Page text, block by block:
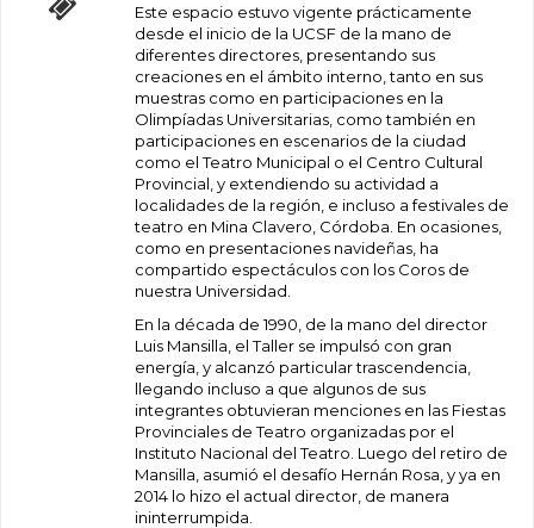
Este espacio estuvo vigente prácticamente
desde el inicio de la UCSF de la mano de
diferentes directores, presentando sus
creaciones en el ámbito interno, tanto en sus
muestras como en participaciones en la
Olimpíadas Universitarias, como también en
participaciones en escenarios de la ciudad
como el Teatro Municipal o el Centro Cultural
Provincial, y extendiendo su actividad a
localidades de la región, e incluso a festivales de
teatro en Mina Clavero, Córdoba. En ocasiones,
como en presentaciones navideñas, ha
compartido espectáculos con los Coros de
nuestra Universidad.
En la década de 1990, de la mano del director
Luis Mansilla, el Taller se impulsó con gran
energía, y alcanzó particular trascendencia,
llegando incluso a que algunos de sus
integrantes obtuvieran menciones en las Fiestas
Provinciales de Teatro organizadas por el
Instituto Nacional del Teatro. Luego del retiro de
Mansilla, asumió el desafío Hernán Rosa, y ya en
2014 lo hizo el actual director, de manera
ininterrumpida.